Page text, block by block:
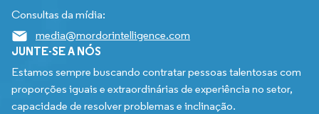
Consultas da mídia:
media@mordorintelligence.com
JUNTE-SE A NÓS
Estamos sempre buscando contratar pessoas talentosas com
proporções iguais e extraordinárias de experiência no setor,
capacidade de resolver problemas e inclinação.